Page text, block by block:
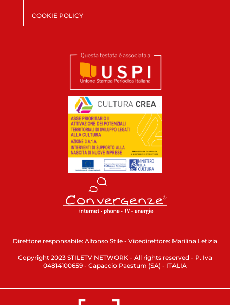
COOKIE POLICY
Direttore responsabile: Alfonso Stile - Vicedirettore: Marilina Letizia
Copyright 2023 STILETV NETWORK - All rights reserved - P. Iva
04814100659 - Capaccio Paestum (SA) - ITALIA